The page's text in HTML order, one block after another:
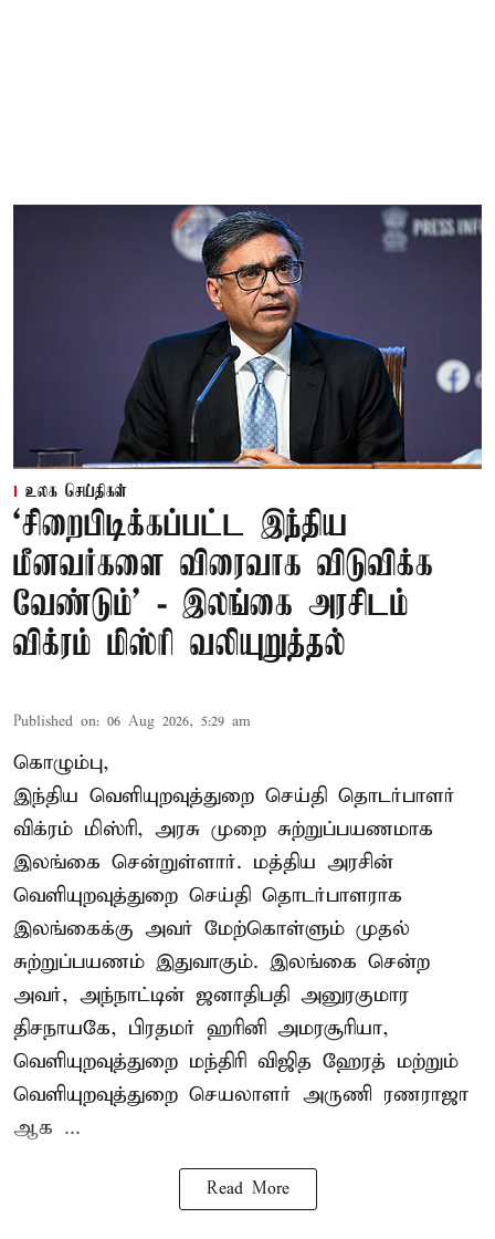
உலக செய்திகள்
‘சிறைபிடிக்கப்பட்ட இந்திய
மீனவர்களை விரைவாக விடுவிக்க
வேண்டும்' - இலங்கை அரசிடம்
விக்ரம் மிஸ்ரி வலியுறுத்தல்
Published on: 06 Aug 2026, 5:29 am
கொழும்பு,
இந்திய வெளியுறவுத்துறை செய்தி தொடர்பாளர்
விக்ரம் மிஸ்ரி, அரசு முறை சுற்றுப்பயணமாக
இலங்கை சென்றுள்ளார். மத்திய அரசின்
வெளியுறவுத்துறை செய்தி தொடர்பாளராக
இலங்கைக்கு அவர் மேற்கொள்ளும் முதல்
சுற்றுப்பயணம் இதுவாகும். இலங்கை சென்ற
அவர், அந்நாட்டின் ஜனாதிபதி அனுரகுமார
திசநாயகே, பிரதமர் ஹரினி அமரசூரியா,
வெளியுறவுத்துறை மந்திரி விஜித ஹேரத் மற்றும்
வெளியுறவுத்துறை செயலாளர் அருணி ரணராஜா
ஆக ...
Read More